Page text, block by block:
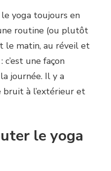
yoga toujours en
routine (ou plutôt
le matin, au réveil et
une façon
journée. Il y a
à l’extérieur et
le yoga